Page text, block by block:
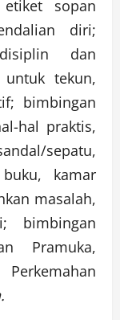
sopan
diri;
dan
untuk tekun,
bimbingan
hal praktis,
sepatu,
kamar
masalah,
bimbingan
Pramuka,